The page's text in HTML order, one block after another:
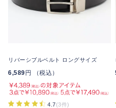
リバーシブルベルト ロングサイズ
6,589 円 （税込）
4.7(3件)